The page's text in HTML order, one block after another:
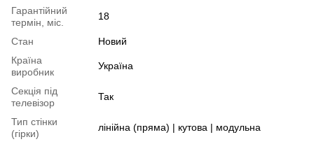
Гарантійний
термін, міс.
18
Стан
Новий
Країна
виробник
Україна
Секція під
телевізор
Так
Тип стінки
(гірки)
лінійна (пряма) | кутова | модульна